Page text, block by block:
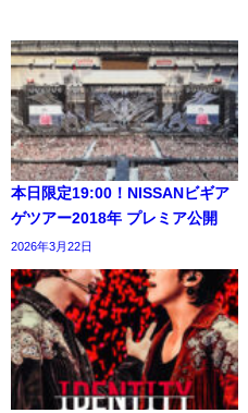
本日限定19:00！NISSANビギア
ゲツアー2018年 プレミア公開
2026年3月22日